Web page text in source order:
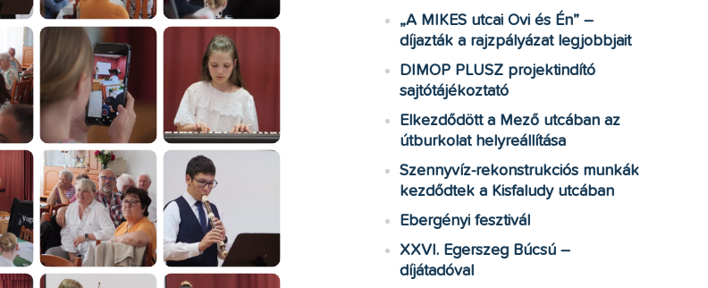
„A MIKES utcai Ovi és Én” –
díjazták a rajzpályázat legjobbjait
DIMOP PLUSZ projektindító
sajtótájékoztató
Elkezdődött a Mező utcában az
útburkolat helyreállítása
Szennyvíz-rekonstrukciós munkák
kezdődtek a Kisfaludy utcában
Ebergényi fesztivál
XXVI. Egerszeg Búcsú –
díjátadóval